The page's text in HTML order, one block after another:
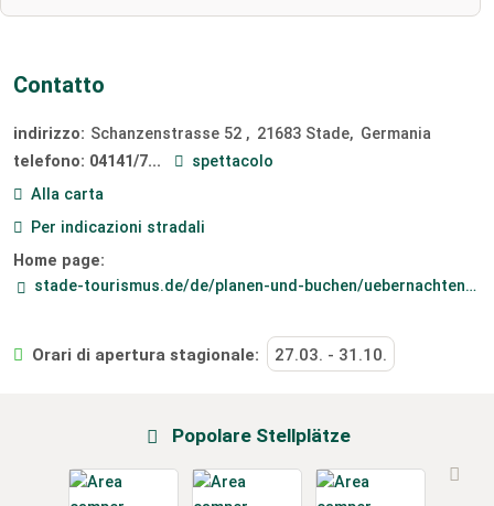
Contatto
indirizzo: Schanzenstrasse 52 21683 Stade
Germania
telefono: 04141/7...
spettacolo
Alla carta
Per indicazioni stradali
Home page:
stade-tourismus.de/de/planen-und-buchen/uebernachten/mit-dem-wohnmobil-in-stade/wohnmobilstellplatz-in-der-festung-grauerort/
Orari di apertura stagionale: 27.03. - 31.10.
Popolare Stellplätze